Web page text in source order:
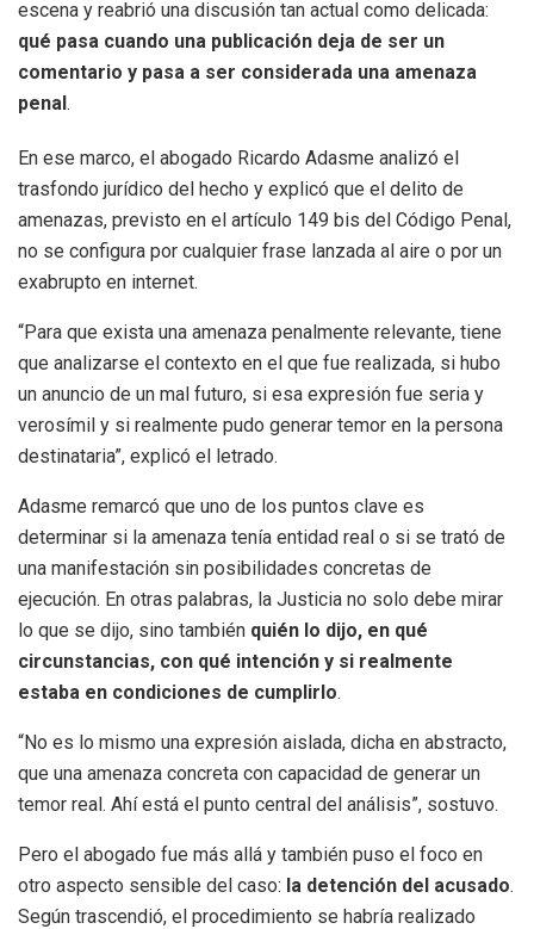
escena y reabrió una discusión tan actual como delicada:
qué pasa cuando una publicación deja de ser un
comentario y pasa a ser considerada una amenaza
penal.
En ese marco, el abogado Ricardo Adasme analizó el
trasfondo jurídico del hecho y explicó que el delito de
amenazas, previsto en el artículo 149 bis del Código Penal,
no se configura por cualquier frase lanzada al aire o por un
exabrupto en internet.
“Para que exista una amenaza penalmente relevante, tiene
que analizarse el contexto en el que fue realizada, si hubo
un anuncio de un mal futuro, si esa expresión fue seria y
verosímil y si realmente pudo generar temor en la persona
destinataria”, explicó el letrado.
Adasme remarcó que uno de los puntos clave es
determinar si la amenaza tenía entidad real o si se trató de
una manifestación sin posibilidades concretas de
ejecución. En otras palabras, la Justicia no solo debe mirar
lo que se dijo, sino también quién lo dijo, en qué
circunstancias, con qué intención y si realmente
estaba en condiciones de cumplirlo.
“No es lo mismo una expresión aislada, dicha en abstracto,
que una amenaza concreta con capacidad de generar un
temor real. Ahí está el punto central del análisis”, sostuvo.
Pero el abogado fue más allá y también puso el foco en
otro aspecto sensible del caso: la detención del acusado.
Según trascendió, el procedimiento se habría realizado